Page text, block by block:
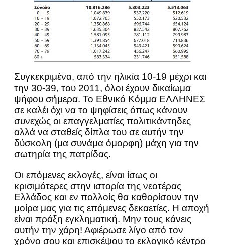
Συγκεκριμένα, από την ηλικία 10-19 μέχρι και
την 30-39, του 2011, όλοι έχουν δικαίωμα
ψήφου σήμερα. Το Εθνικό Κόμμα ΕΛΛΗΝΕΣ
σε καλέι όχι να το ψηφίσεις όπως κάνουν
συνεχώς οι επαγγελματίες πολιτικάντηδες
αλλά να σταθείς δίπλα του σε αυτήν την
δύσκολη (μα συνάμα όμορφη) μάχη για την
σωτηρία της πατρίδας.
Οι επόμενες εκλογές, είναι ίσως οι
κρισιμότερες στην ιστορία της νεοτέρας
Ελλάδος και εν πολλοίς θα καθορίσουν την
μοίρα μας για τις επόμενες δεκαετίες. Η αποχή
είναι πράξη εγκληματική. Μην τους κάνεις
αυτήν την χάρη! Αφιέρωσε λίγο από τον
χρόνο σου και επισκέψου το εκλογικό κέντρο